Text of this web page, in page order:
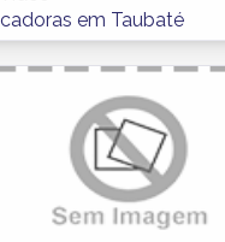
em Taubaté